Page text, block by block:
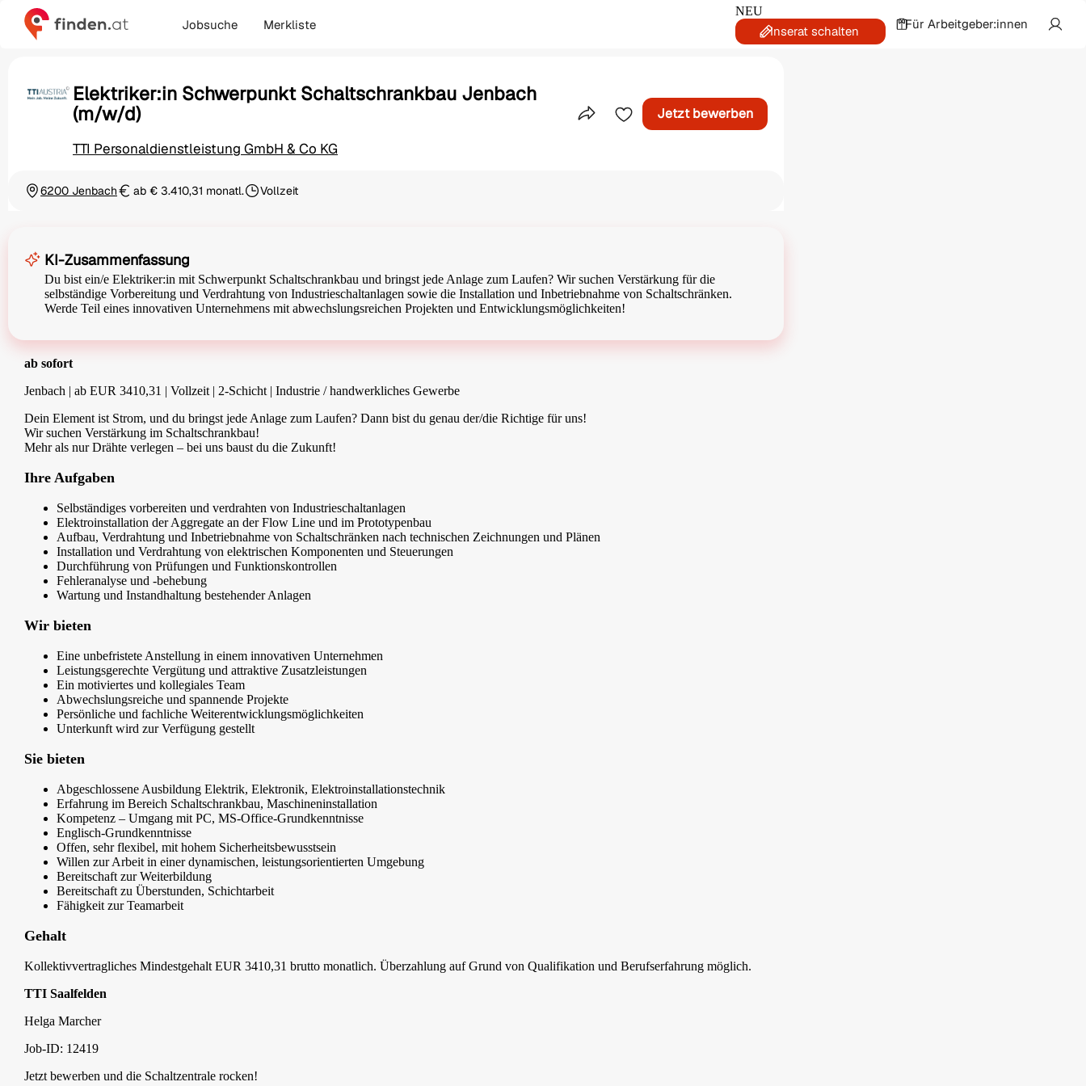
Jobsuche Merkliste
NEU
Inserat schalten Für Arbeitgeber:innen
Elektriker:in Schwerpunkt Schaltschrankbau Jenbach
(m/w/d)
TTI Personaldienstleistung GmbH & Co KG
Teile dieses Inserat
Jetzt bewerben
Ortschaft
6200 JenbachGehaltab € 3.410,31 monatl.Beschäftigungsart
Vollzeit
KI-Zusammenfassung
Du bist ein/e Elektriker:in mit Schwerpunkt Schaltschrankbau und bringst jede Anlage zum Laufen? Wir suchen Verstärkung für die
selbständige Vorbereitung und Verdrahtung von Industrieschaltanlagen sowie die Installation und Inbetriebnahme von Schaltschränken.
Werde Teil eines innovativen Unternehmens mit abwechslungsreichen Projekten und Entwicklungsmöglichkeiten!
ab sofort
Jenbach | ab EUR 3410,31 | Vollzeit | 2-Schicht | Industrie / handwerkliches Gewerbe
Dein Element ist Strom, und du bringst jede Anlage zum Laufen? Dann bist du genau der/die Richtige für uns!
Wir suchen Verstärkung im Schaltschrankbau!
Mehr als nur Drähte verlegen – bei uns baust du die Zukunft!
Ihre Aufgaben
Selbständiges vorbereiten und verdrahten von Industrieschaltanlagen
Elektroinstallation der Aggregate an der Flow Line und im Prototypenbau
Aufbau, Verdrahtung und Inbetriebnahme von Schaltschränken nach technischen Zeichnungen und Plänen
Installation und Verdrahtung von elektrischen Komponenten und Steuerungen
Durchführung von Prüfungen und Funktionskontrollen
Fehleranalyse und -behebung
Wartung und Instandhaltung bestehender Anlagen
Wir bieten
Eine unbefristete Anstellung in einem innovativen Unternehmen
Leistungsgerechte Vergütung und attraktive Zusatzleistungen
Ein motiviertes und kollegiales Team
Abwechslungsreiche und spannende Projekte
Persönliche und fachliche Weiterentwicklungsmöglichkeiten
Unterkunft wird zur Verfügung gestellt
Sie bieten
Abgeschlossene Ausbildung Elektrik, Elektronik, Elektroinstallationstechnik
Erfahrung im Bereich Schaltschrankbau, Maschineninstallation
Kompetenz – Umgang mit PC, MS-Office-Grundkenntnisse
Englisch-Grundkenntnisse
Offen, sehr flexibel, mit hohem Sicherheitsbewusstsein
Willen zur Arbeit in einer dynamischen, leistungsorientierten Umgebung
Bereitschaft zur Weiterbildung
Bereitschaft zu Überstunden, Schichtarbeit
Fähigkeit zur Teamarbeit
Gehalt
Kollektivvertragliches Mindestgehalt EUR 3410,31 brutto monatlich. Überzahlung auf Grund von Qualifikation und Berufserfahrung möglich.
TTI Saalfelden
Helga Marcher
Job-ID: 12419
Jetzt bewerben und die Schaltzentrale rocken!